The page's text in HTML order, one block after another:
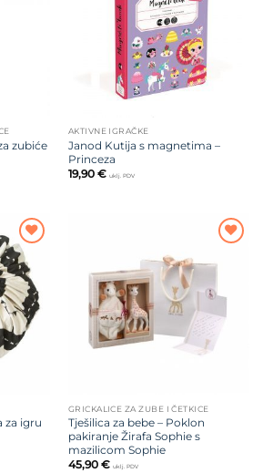
zubiće
AKTIVNE IGRAČKE
Janod Kutija s magnetima –
Princeza
19,90 € uklj. PDV
Dodajte
na listu
želja
za igru
na listu
GRICKALICE ZA ZUBE I ČETKICE
Tješilica za bebe – Poklon
pakiranje Žirafa Sophie s
mazilicom Sophie
45,90 € uklj. PDV